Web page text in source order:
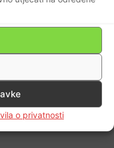
o privatnosti
by TagDiv